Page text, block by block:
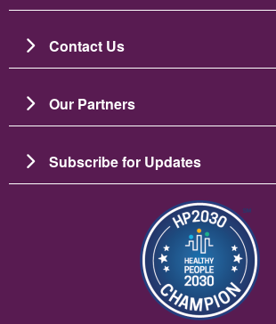
Contact Us
Our Partners
Subscribe for Updates
ပုံရိပ်